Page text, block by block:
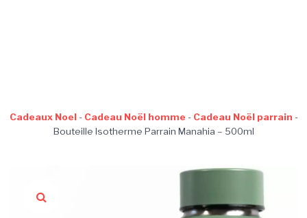
Cadeaux Noel - Cadeau Noël homme - Cadeau Noël parrain -
Bouteille Isotherme Parrain Manahia – 500ml